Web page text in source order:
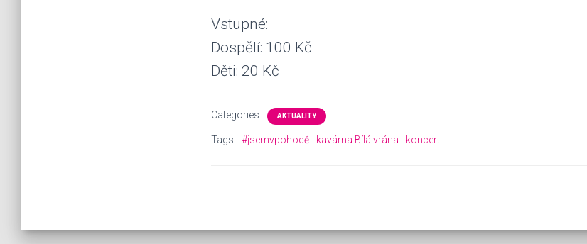
Vstupné:
Dospělí: 100 Kč
Děti: 20 Kč
Categories: AKTUALITY
Tags: #jsemvpohodě kavárna Bílá vrána koncert